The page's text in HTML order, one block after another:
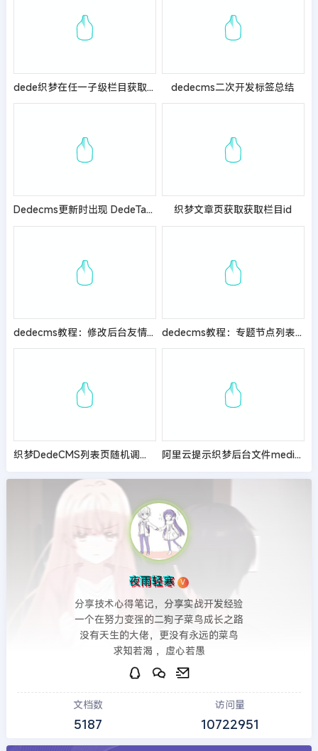
dede织梦在任一子级栏目获取顶级栏目名称的方法 dedecms二次开发标签总结
Dedecms更新时出现 DedeTag Engine Create File False的修改方法 织梦文章页获取获取栏目id
dedecms教程：修改后台友情链接每页显示的数量 dedecms教程：专题节点列表内容分页的方法
织梦DedeCMS列表页随机调用缩略图的方法 阿里云提示织梦后台文件media_add.php任意上传漏洞解决办法
夜雨轻寒 V
分享技术心得笔记，分享实战开发经验
一个在努力变强的二狗子菜鸟成长之路
没有天生的大佬，更没有永远的菜鸟
求知若渴 ，虚心若愚
文档数
5187
访问量
10722951